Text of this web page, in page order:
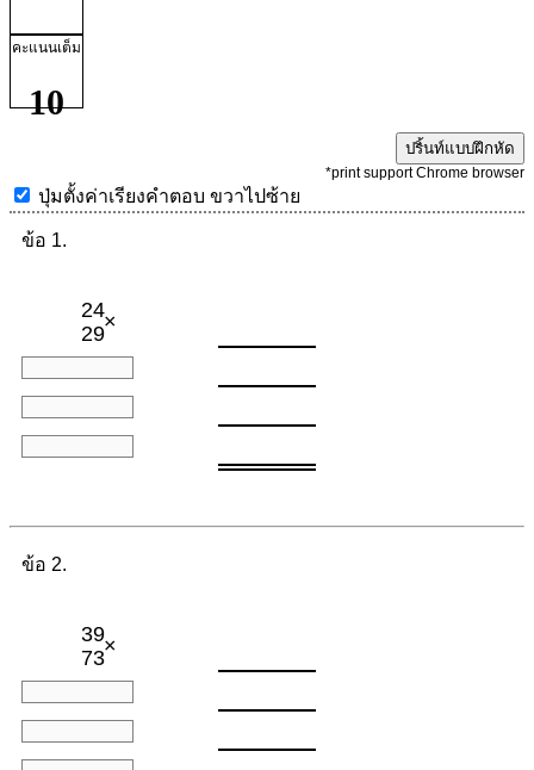
คะแนนเต็ม
10
ปริ้นท์แบบฝึกหัด
*print support Chrome browser
ปุ่มตั้งค่าเรียงคำตอบ ขวาไปซ้าย
ข้อ 1.
24
×
29
ข้อ 2.
39
×
73